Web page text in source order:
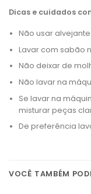
Dicas e cuidados
Não usar
Lavar com sabão
Não deixar de
Não lavar na
Se lavar na
misturar peças
De preferência
VOCÊ TAMBÉM